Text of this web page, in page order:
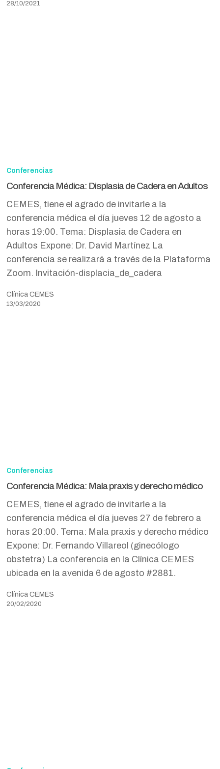
28/10/2021
Médica:
Cadera
en
Adultos
Conferencias
Conferencia Médica: Displasia de Cadera en Adultos
CEMES, tiene el agrado de invitarle a la
conferencia médica el día jueves 12 de agosto a
horas 19:00. Tema: Displasia de Cadera en
Adultos Expone: Dr. David Martínez La
conferencia se realizará a través de la Plataforma
Zoom. Invitación-displacia_de_cadera
Clínica CEMES
13/03/2020
Médica:
y
derecho
médico
Conferencias
Conferencia Médica: Mala praxis y derecho médico
CEMES, tiene el agrado de invitarle a la
conferencia médica el día jueves 27 de febrero a
horas 20:00. Tema: Mala praxis y derecho médico
Expone: Dr. Fernando Villareol (ginecólogo
obstetra) La conferencia en la Clínica CEMES
ubicada en la avenida 6 de agosto #2881.
Clínica CEMES
20/02/2020
Médica: